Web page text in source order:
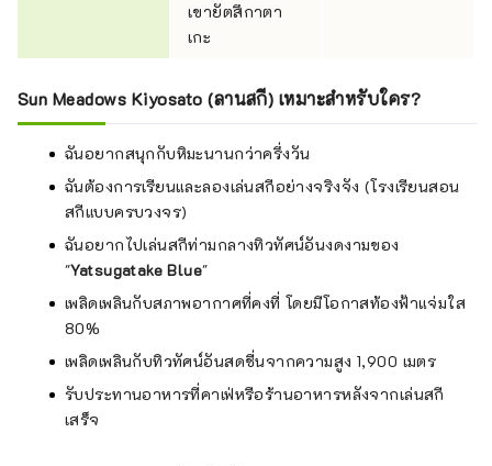
เขายัตสึกาตา
เกะ
Sun Meadows Kiyosato (ลานสกี) เหมาะสำหรับใคร?
ฉันอยากสนุกกับหิมะนานกว่าครึ่งวัน
ฉันต้องการเรียนและลองเล่นสกีอย่างจริงจัง (โรงเรียนสอน
สกีแบบครบวงจร)
ฉันอยากไปเล่นสกีท่ามกลางทิวทัศน์อันงดงามของ
"Yatsugatake Blue"
เพลิดเพลินกับสภาพอากาศที่คงที่ โดยมีโอกาสท้องฟ้าแจ่มใส
80%
เพลิดเพลินกับทิวทัศน์อันสดชื่นจากความสูง 1,900 เมตร
รับประทานอาหารที่คาเฟ่หรือร้านอาหารหลังจากเล่นสกี
เสร็จ